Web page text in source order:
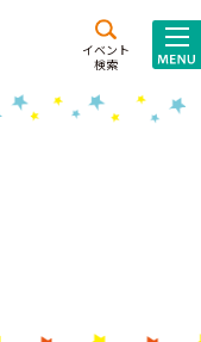
イベント
検索
施設･